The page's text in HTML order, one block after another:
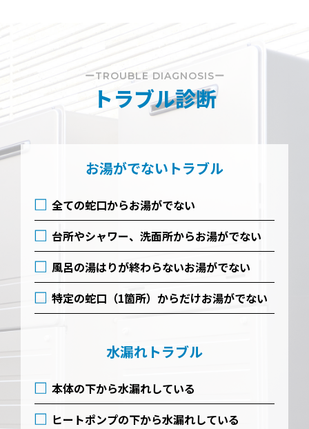
ーTROUBLE DIAGNOSISー
トラブル診断
お湯がでないトラブル
全ての蛇口からお湯がでない
台所やシャワー、洗面所からお湯がでない
風呂の湯はりが終わらないお湯がでない
特定の蛇口（1箇所）からだけお湯がでない
水漏れトラブル
本体の下から水漏れしている
ヒートポンプの下から水漏れしている